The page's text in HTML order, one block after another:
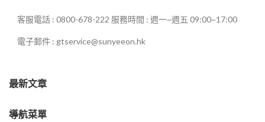
利、意大利、西班牙等國的審
客服電話 : 0800-678-222 服務時間 : 週一~週五 09:00~17:00
電子郵件 : gtservice@sunyeeon.hk
最新文章
導航菜單